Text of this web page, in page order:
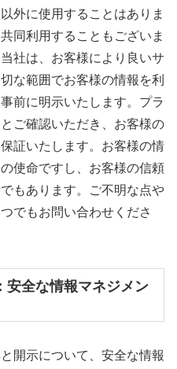
外に使用することはありま
同利用することもございま
社は、お客様により良いサ
な範囲でお客様の情報を利
前に明示いたします。プラ
ご確認いただき、お客様の
証いたします。お客様の情
使命ですし、お客様の信頼
もあります。ご不明な点や
でもお問い合わせくださ
安全な情報マネジメン
開示について、安全な情報